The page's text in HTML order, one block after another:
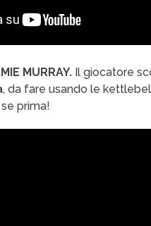
MURRAY. Il giocatore
, da fare usando le
prima!